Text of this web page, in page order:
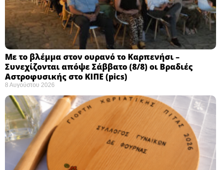
Με το βλέμμα στον ουρανό το Καρπενήσι –
Συνεχίζονται απόψε Σάββατο (8/8) οι Βραδιές
Αστροφυσικής στο ΚΙΠΕ (pics)
8 Αυγούστου 2026